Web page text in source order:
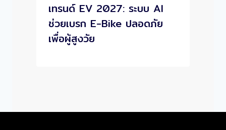
เทรนด์ EV 2027: ระบบ AI
ช่วยเบรก E-Bike ปลอดภัย
เพื่อผู้สูงวัย